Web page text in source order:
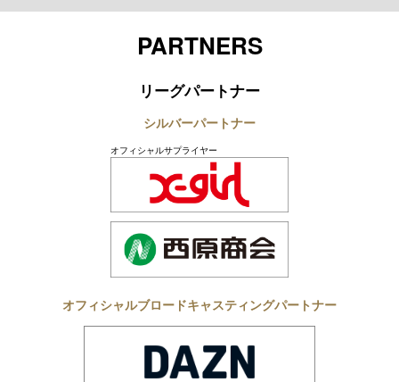
TwitterYoutubeInstagram
LINE TikTok
PARTNERS
リーグパートナー
シルバーパートナー
オフィシャルサプライヤー
オフィシャルブロードキャスティングパートナー